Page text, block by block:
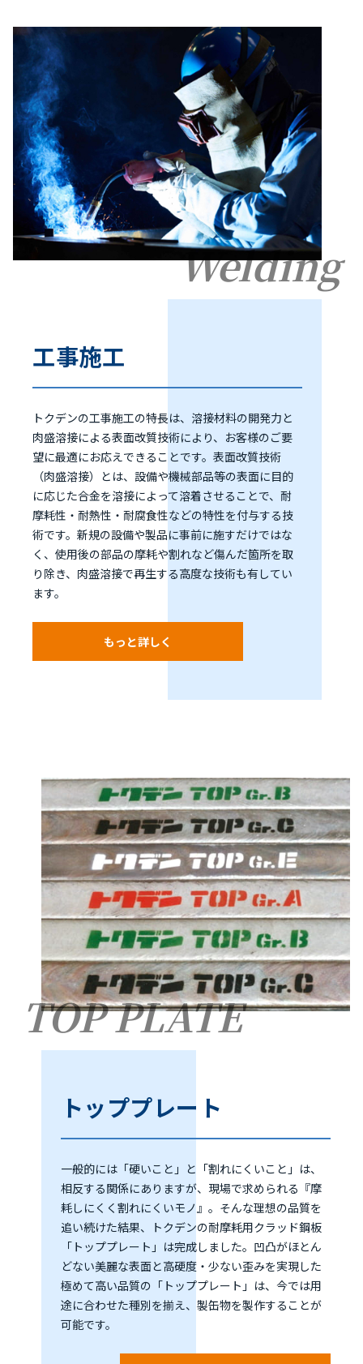
Welding
工事施工
トクデンの工事施工の特長は、溶接材料の開発力と
肉盛溶接による表面改質技術により、お客様のご要
望に最適にお応えできることです。表面改質技術
（肉盛溶接）とは、設備や機械部品等の表面に目的
に応じた合金を溶接によって溶着させることで、耐
摩耗性・耐熱性・耐腐食性などの特性を付与する技
術です。新規の設備や製品に事前に施すだけではな
く、使用後の部品の摩耗や割れなど傷んだ箇所を取
り除き、肉盛溶接で再生する高度な技術も有してい
ます。
もっと詳しく
TOP PLATE
トッププレート
一般的には「硬いこと」と「割れにくいこと」は、
相反する関係にありますが、現場で求められる『摩
耗しにくく割れにくいモノ』。そんな理想の品質を
追い続けた結果、トクデンの耐摩耗用クラッド鋼板
「トッププレート」は完成しました。凹凸がほとん
どない美麗な表面と高硬度・少ない歪みを実現した
極めて高い品質の「トッププレート」は、今では用
途に合わせた種別を揃え、製缶物を製作することが
可能です。